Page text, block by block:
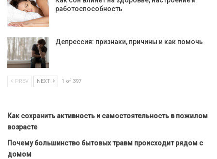
работоспособность
Депрессия: признаки, причины и как помочь
PREV NEXT 1 of 397
Как сохранить активность и самостоятельность в пожилом
возрасте
Почему большинство бытовых травм происходит рядом с
домом